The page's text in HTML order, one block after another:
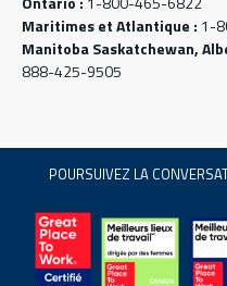
Maritimes et Atlantique : 1-
Manitoba Saskatchewan,
888-425-9505
POURSUIVEZ LA